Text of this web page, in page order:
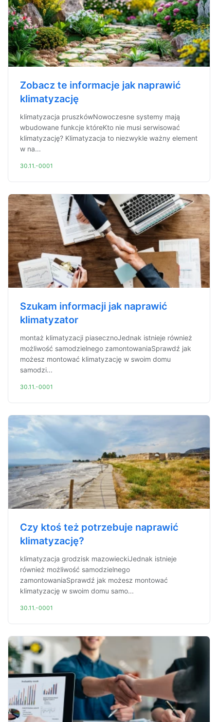
Zobacz te informacje jak naprawić
klimatyzację
klimatyzacja pruszkówNowoczesne systemy mają
wbudowane funkcje któreKto nie musi serwisować
klimatyzację? Klimatyzacja to niezwykle ważny element
w na...
30.11.-0001
Szukam informacji jak naprawić
klimatyzator
montaż klimatyzacji piasecznoJednak istnieje również
możliwość samodzielnego zamontowaniaSprawdź jak
możesz montować klimatyzację w swoim domu
samodzi...
30.11.-0001
Czy ktoś też potrzebuje naprawić
klimatyzację?
klimatyzacja grodzisk mazowieckiJednak istnieje
również możliwość samodzielnego
zamontowaniaSprawdź jak możesz montować
klimatyzację w swoim domu samo...
30.11.-0001